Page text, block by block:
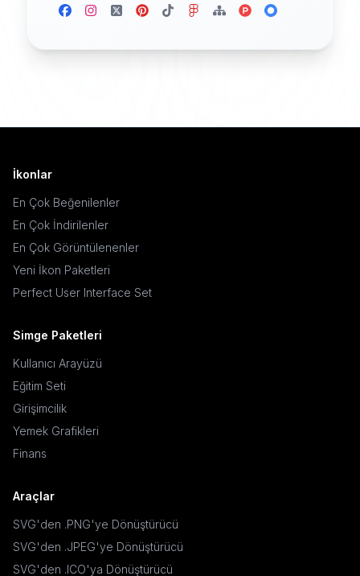
İkonlar
En Çok Beğenilenler
En Çok İndirilenler
En Çok Görüntülenenler
Yeni İkon Paketleri
Perfect User Interface Set
Simge Paketleri
Kullanıcı Arayüzü
Eğitim Seti
Girişimcilik
Yemek Grafikleri
Finans
Araçlar
SVG'den .PNG'ye Dönüştürücü
SVG'den .JPEG'ye Dönüştürücü
SVG'den .ICO'ya Dönüştürücü